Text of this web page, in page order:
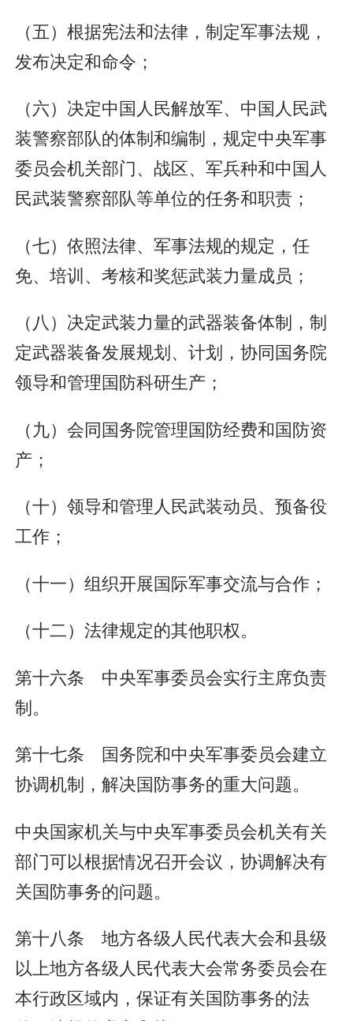
（五）根据宪法和法律，制定军事法规，
发布决定和命令；
（六）决定中国人民解放军、中国人民武
装警察部队的体制和编制，规定中央军事
委员会机关部门、战区、军兵种和中国人
民武装警察部队等单位的任务和职责；
（七）依照法律、军事法规的规定，任
免、培训、考核和奖惩武装力量成员；
（八）决定武装力量的武器装备体制，制
定武器装备发展规划、计划，协同国务院
领导和管理国防科研生产；
（九）会同国务院管理国防经费和国防资
产；
（十）领导和管理人民武装动员、预备役
工作；
（十一）组织开展国际军事交流与合作；
（十二）法律规定的其他职权。
第十六条 中央军事委员会实行主席负责
制。
第十七条 国务院和中央军事委员会建立
协调机制，解决国防事务的重大问题。
中央国家机关与中央军事委员会机关有关
部门可以根据情况召开会议，协调解决有
关国防事务的问题。
第十八条 地方各级人民代表大会和县级
以上地方各级人民代表大会常务委员会在
本行政区域内，保证有关国防事务的法